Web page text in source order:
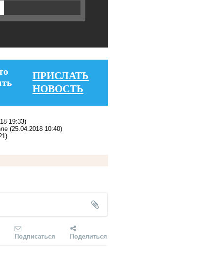
ПРИСЛАТЬ
НОВОСТЬ
19:33)
(25.04.2018 10:40)
Подписаться Поделиться